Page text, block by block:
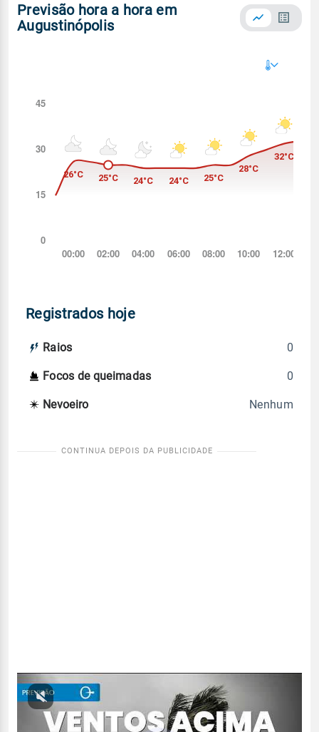
Previsão hora a hora em
Augustinópolis
Registrados hoje
Raios 0
Focos de queimadas 0
Nevoeiro Nenhum